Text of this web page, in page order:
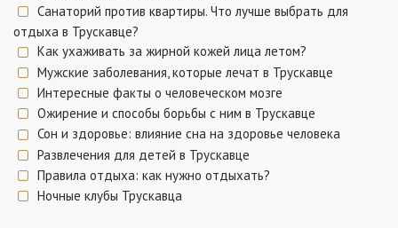
Санаторий против квартиры. Что лучше выбрать для
отдыха в Трускавце?
Как ухаживать за жирной кожей лица летом?
Мужские заболевания, которые лечат в Трускавце
Интересные факты о человеческом мозге
Ожирение и способы борьбы с ним в Трускавце
Сон и здоровье: влияние сна на здоровье человека
Развлечения для детей в Трускавце
Правила отдыха: как нужно отдыхать?
Ночные клубы Трускавца